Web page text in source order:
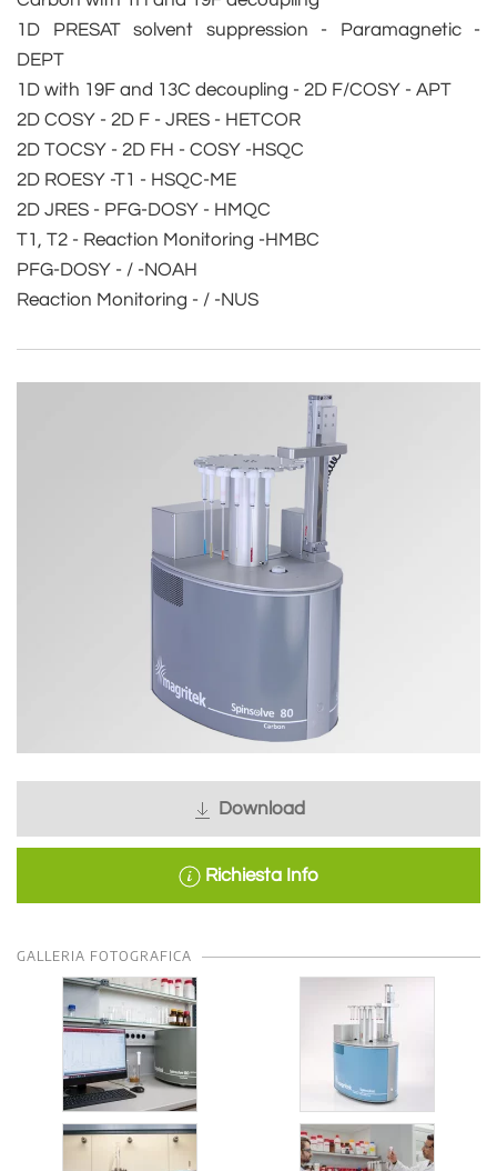
1D PRESAT solvent suppression - Paramagnetic -
DEPT
1D with 19F and 13C decoupling - 2D F/COSY - APT
2D COSY - 2D F - JRES - HETCOR
2D TOCSY - 2D FH - COSY -HSQC
2D ROESY -T1 - HSQC-ME
2D JRES - PFG-DOSY - HMQC
T1, T2 - Reaction Monitoring -HMBC
PFG-DOSY - / -NOAH
Reaction Monitoring - / -NUS
Download
Richiesta Info
GALLERIA FOTOGRAFICA